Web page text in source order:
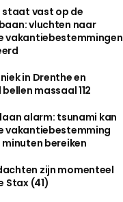
vast op de
vluchten naar
vakantiebestemmingen
in Drenthe en
massaal 112
alarm: tsunami kan
vakantiebestemming
minuten bereiken
zijn momenteel
Stax (41)